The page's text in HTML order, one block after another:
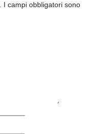
I campi obbligatori sono